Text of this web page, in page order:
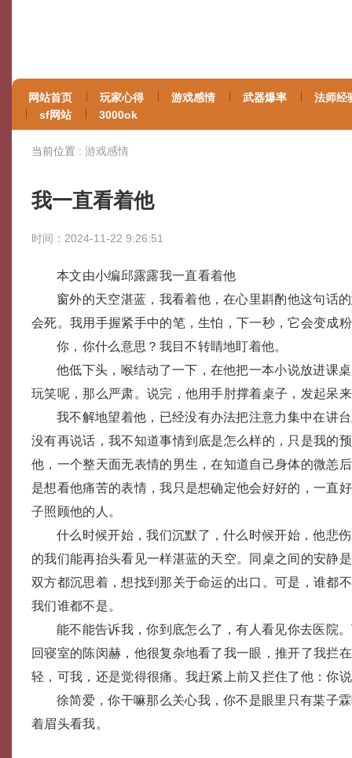
网站首页 玩家心得 游戏感情 武器爆率
法师经
sf网站
3000ok
当前位置 : 游戏感情
我一直看着他
时间：2024-11-22 9:26:51
本文由小编邱露露我一直看着他
窗外的天空湛蓝，我看着他，在心里斟酌他这句话
会死。我用手握紧手中的笔，生怕，下一秒，它会变成
你，你什么意思？我目不转睛地盯着他。
他低下头，喉结动了一下，在他把一本小说放进课
玩笑呢，那么严肃。说完，他用手肘撑着桌子，发起呆
我不解地望着他，已经没有办法把注意力集中在讲
没有再说话，我不知道事情到底是怎么样的，只是我的
他，一个整天面无表情的男生，在知道自己身体的微恙
是想看他痛苦的表情，我只是想确定他会好好的，一直
子照顾他的人。
什么时候开始，我们沉默了，什么时候开始，他悲
的我们能再抬头看见一样湛蓝的天空。同桌之间的安静
双方都沉思着，想找到那关于命运的出口。可是，谁都
我们谁都不是。
能不能告诉我，你到底怎么了，有人看见你去医院
回寝室的陈闵赫，他很复杂地看了我一眼，推开了我拦
轻，可我，还是觉得很痛。我赶紧上前又拦住了他：你
徐简爱，你干嘛那么关心我，你不是眼里只有枼子
着眉头看我。